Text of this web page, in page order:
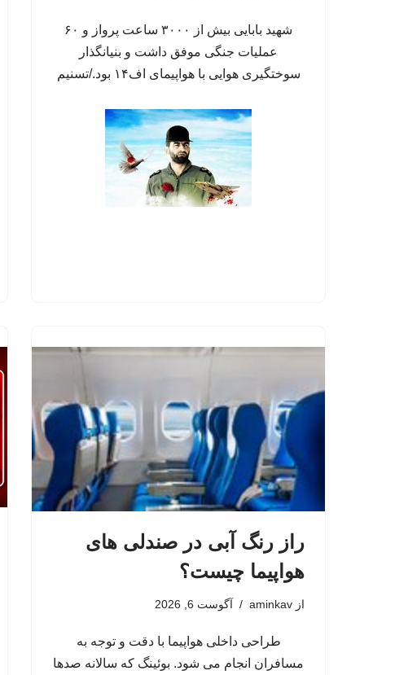
شهید بابایی بیش از ۳۰۰۰ ساعت پرواز و ۶۰
عملیات جنگی موفق داشت و بنیانگذار
سوختگیری هوایی با هواپیمای اف۱۴ بود./تسنیم
راز رنگ آبی در صندلی های
هواپیما چیست؟
از aminkav آگوست 6, 2026
طراحی داخلی هواپیما با دقت و توجه به
مسافران انجام می شود. بوئینگ که سالانه صدها